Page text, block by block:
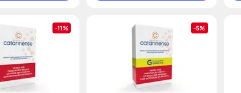
11% 5%